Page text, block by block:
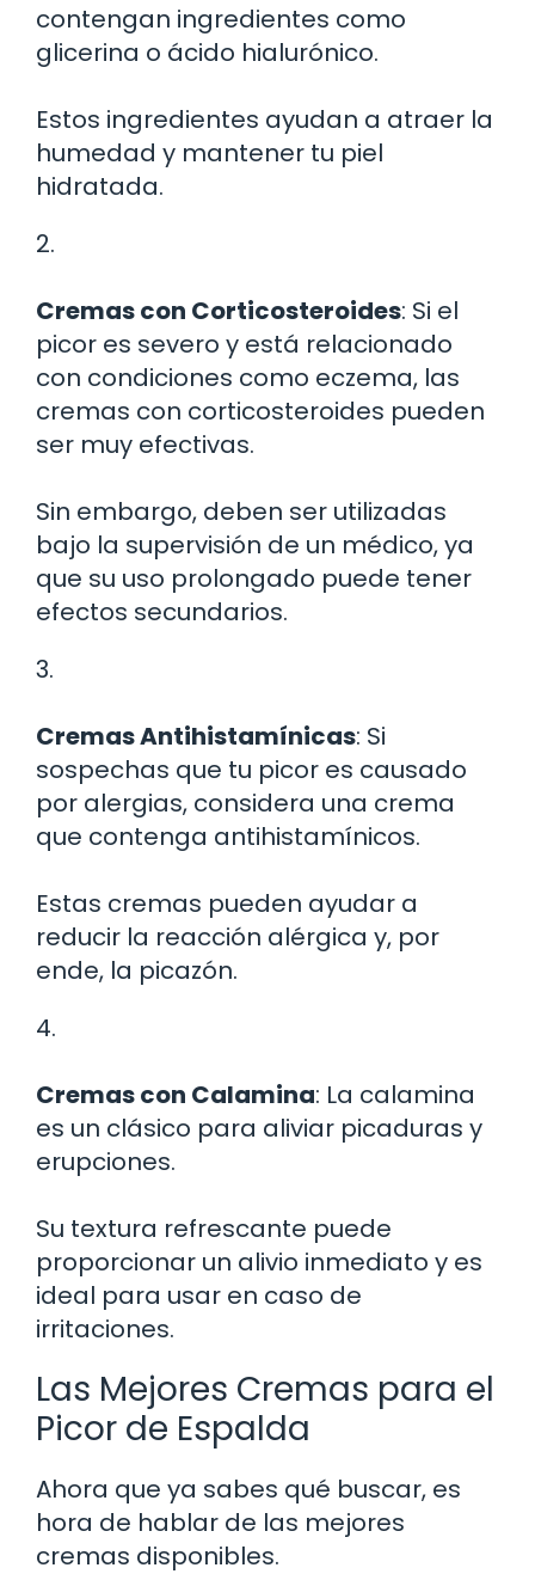
contengan ingredientes como
glicerina o ácido hialurónico.
Estos ingredientes ayudan a atraer la
humedad y mantener tu piel
hidratada.
2.
Cremas con Corticosteroides: Si el
picor es severo y está relacionado
con condiciones como eczema, las
cremas con corticosteroides pueden
ser muy efectivas.
Sin embargo, deben ser utilizadas
bajo la supervisión de un médico, ya
que su uso prolongado puede tener
efectos secundarios.
3.
Cremas Antihistamínicas: Si
sospechas que tu picor es causado
por alergias, considera una crema
que contenga antihistamínicos.
Estas cremas pueden ayudar a
reducir la reacción alérgica y, por
ende, la picazón.
4.
Cremas con Calamina: La calamina
es un clásico para aliviar picaduras y
erupciones.
Su textura refrescante puede
proporcionar un alivio inmediato y es
ideal para usar en caso de
irritaciones.
Las Mejores Cremas para el
Picor de Espalda
Ahora que ya sabes qué buscar, es
hora de hablar de las mejores
cremas disponibles.